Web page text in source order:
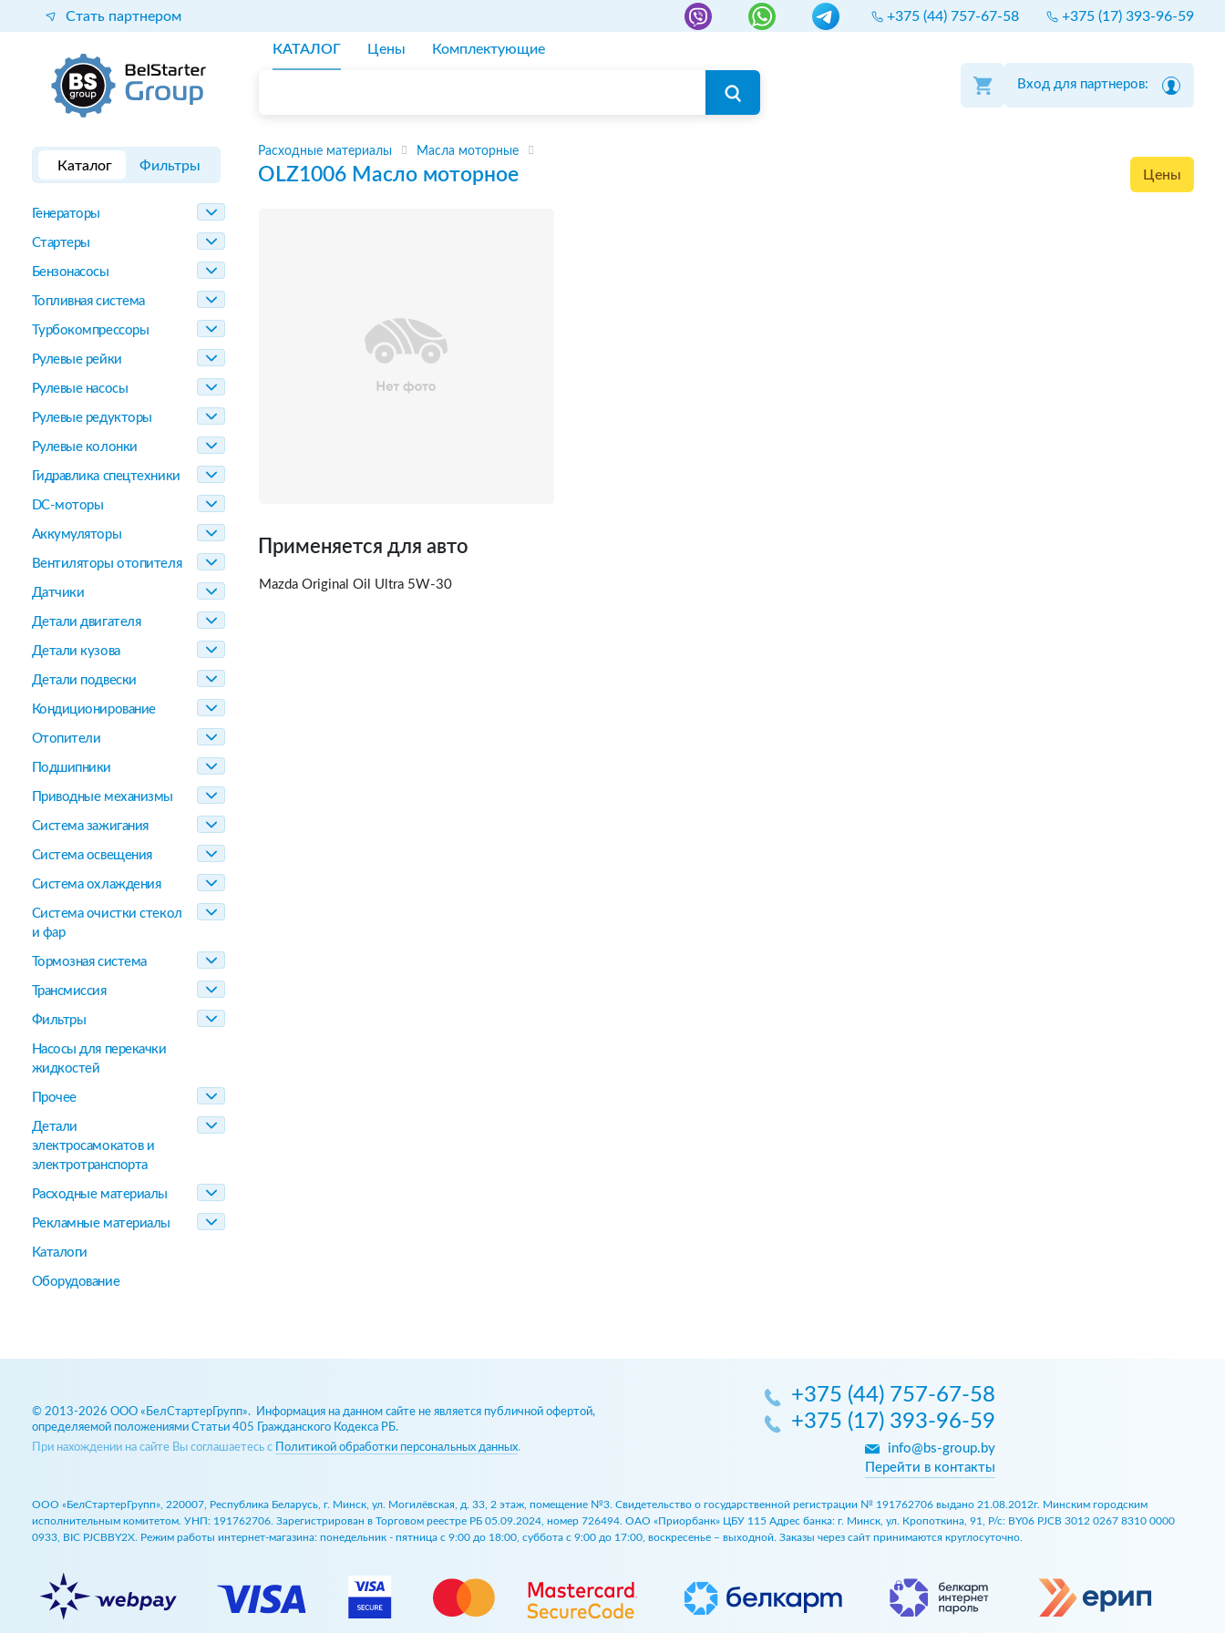
Стать партнером +375 (44) 757-67-58 +375 (17) 393-96-59
КАТАЛОГ Цены Комплектующие
Вход для партнеров:
Каталог Фильтры
Генераторы
Стартеры
Бензонасосы
Топливная система
Турбокомпрессоры
Рулевые рейки
Рулевые насосы
Рулевые редукторы
Рулевые колонки
Гидравлика спецтехники
DC-моторы
Аккумуляторы
Вентиляторы отопителя
Датчики
Детали двигателя
Детали кузова
Детали подвески
Кондиционирование
Отопители
Подшипники
Приводные механизмы
Система зажигания
Система освещения
Система охлаждения
Система очистки стекол
и фар
Тормозная система
Трансмиссия
Фильтры
Насосы для перекачки
жидкостей
Прочее
Детали
электросамокатов и
электротранспорта
Расходные материалы
Рекламные материалы
Каталоги
Оборудование
Расходные материалы Масла моторные
OLZ1006 Масло моторное Цены
Применяется для авто
Mazda Original Oil Ultra 5W-30
© 2013-2026 ООО «БелСтартерГрупп». Информация на данном сайте не является публичной офертой,
определяемой положениями Статьи 405 Гражданского Кодекса РБ.
При нахождении на сайте Вы соглашаетесь с
Политикой обработки персональных данных.
+375 (44) 757-67-58
+375 (17) 393-96-59
info@bs-group.by
Перейти в контакты
ООО «БелСтартерГрупп», 220007, Республика Беларусь, г. Минск, ул. Могилёвская, д. 33, 2 этаж, помещение №3. Свидетельство о государственной регистрации № 191762706 выдано 21.08.2012г. Минским городским
исполнительным комитетом. УНП: 191762706. Зарегистрирован в Торговом реестре РБ 05.09.2024, номер 726494. ОАО «Приорбанк» ЦБУ 115 Адрес банка: г. Минск, ул. Кропоткина, 91, Р/с: BY06 PJCB 3012 0267 8310 0000
0933, BIC PJCBBY2X. Режим работы интернет-магазина: понедельник - пятница с 9:00 до 18:00, суббота с 9:00 до 17:00, воскресенье – выходной. Заказы через сайт принимаются круглосуточно.